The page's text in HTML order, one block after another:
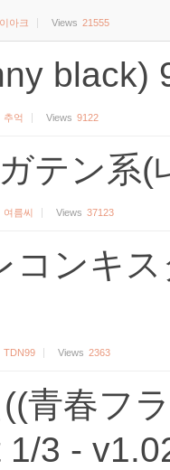
아크 Views 21555
black)
추억 Views 9122
テン系(
여름씨 Views 37123
コンキ
TDN99 Views 2363
青春フ
1/3 -